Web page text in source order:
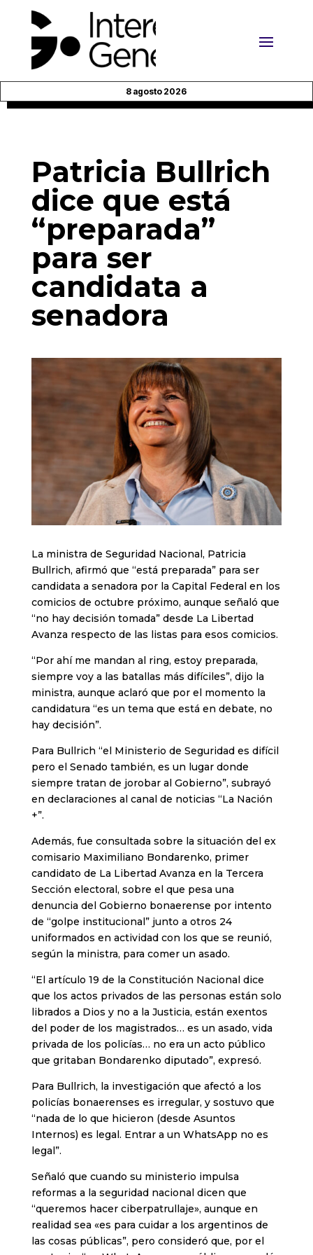
8 agosto 2026
Patricia Bullrich
dice que está
“preparada”
para ser
candidata a
senadora
La ministra de Seguridad Nacional, Patricia
Bullrich, afirmó que “está preparada” para ser
candidata a senadora por la Capital Federal en los
comicios de octubre próximo, aunque señaló que
“no hay decisión tomada” desde La Libertad
Avanza respecto de las listas para esos comicios.
“Por ahí me mandan al ring, estoy preparada,
siempre voy a las batallas más difíciles”, dijo la
ministra, aunque aclaró que por el momento la
candidatura “es un tema que está en debate, no
hay decisión”.
Para Bullrich “el Ministerio de Seguridad es difícil
pero el Senado también, es un lugar donde
siempre tratan de jorobar al Gobierno”, subrayó
en declaraciones al canal de noticias “La Nación
+”.
Además, fue consultada sobre la situación del ex
comisario Maximiliano Bondarenko, primer
candidato de La Libertad Avanza en la Tercera
Sección electoral, sobre el que pesa una
denuncia del Gobierno bonaerense por intento
de “golpe institucional” junto a otros 24
uniformados en actividad con los que se reunió,
según la ministra, para comer un asado.
“El artículo 19 de la Constitución Nacional dice
que los actos privados de las personas están solo
librados a Dios y no a la Justicia, están exentos
del poder de los magistrados… es un asado, vida
privada de los policías… no era un acto público
que gritaban Bondarenko diputado”, expresó.
Para Bullrich, la investigación que afectó a los
policías bonaerenses es irregular, y sostuvo que
“nada de lo que hicieron (desde Asuntos
Internos) es legal. Entrar a un WhatsApp no es
legal”.
Señaló que cuando su ministerio impulsa
reformas a la seguridad nacional dicen que
“queremos hacer ciberpatrullaje», aunque en
realidad sea «es para cuidar a los argentinos de
las cosas públicas”, pero consideró que, por el